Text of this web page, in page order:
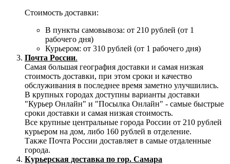
Стоимость доставки:
В пункты самовывоза: от 210 рублей (от 1
рабочего дня)
Курьером: от 310 рублей (от 1 рабочего дня)
Почта России.
Самая большая география доставки и самая низкая
стоимость доставки, при этом сроки и качество
обслуживания в последнее время заметно улучшились.
В крупных городах доступны варианты доставки
"Курьер Онлайн" и "Посылка Онлайн" - самые быстрые
сроки доставки и самая низкая стоимость.
Все крупные центральные города России от 210 рублей
курьером на дом, либо 160 рублей в отделение.
Также Почта России доставляет в самые отдаленные
города.
Курьерская доставка по гор. Самара